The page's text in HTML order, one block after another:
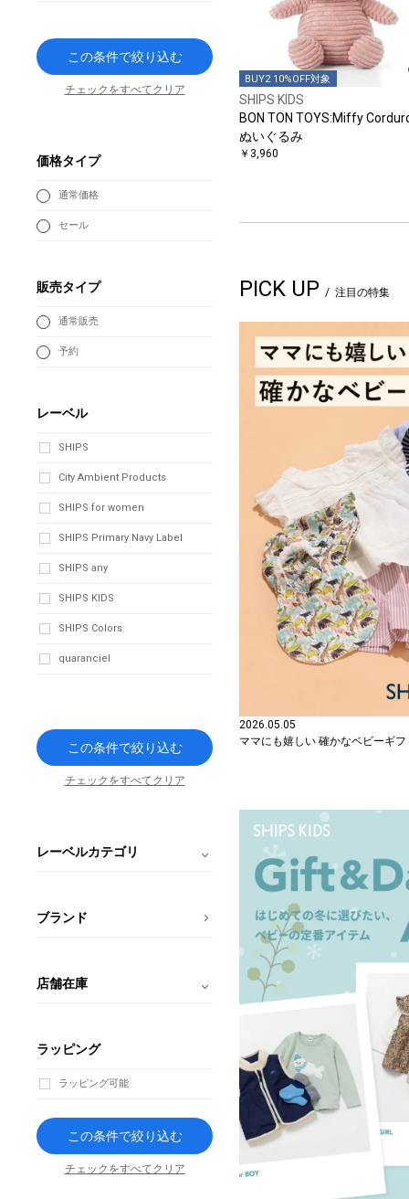
BUY2 10%OFF対象
SHIPS KIDS
BON TON TOYS:Miffy
ぬいぐるみ
￥3,960
PICK UP 注目の特集
2026.05.05
ママにも嬉しい 確かなベビーギフ
この条件で絞り込む
チェックをすべてクリア
価格タイプ
通常価格
セール
販売タイプ
通常販売
予約
レーベル
SHIPS
City Ambient Products
SHIPS for women
SHIPS Primary Navy Label
SHIPS any
SHIPS KIDS
SHIPS Colors
quaranciel
この条件で絞り込む
チェックをすべてクリア
レーベルカテゴリ
ブランド
店舗在庫
ラッピング
ラッピング可能
この条件で絞り込む
チェックをすべてクリア